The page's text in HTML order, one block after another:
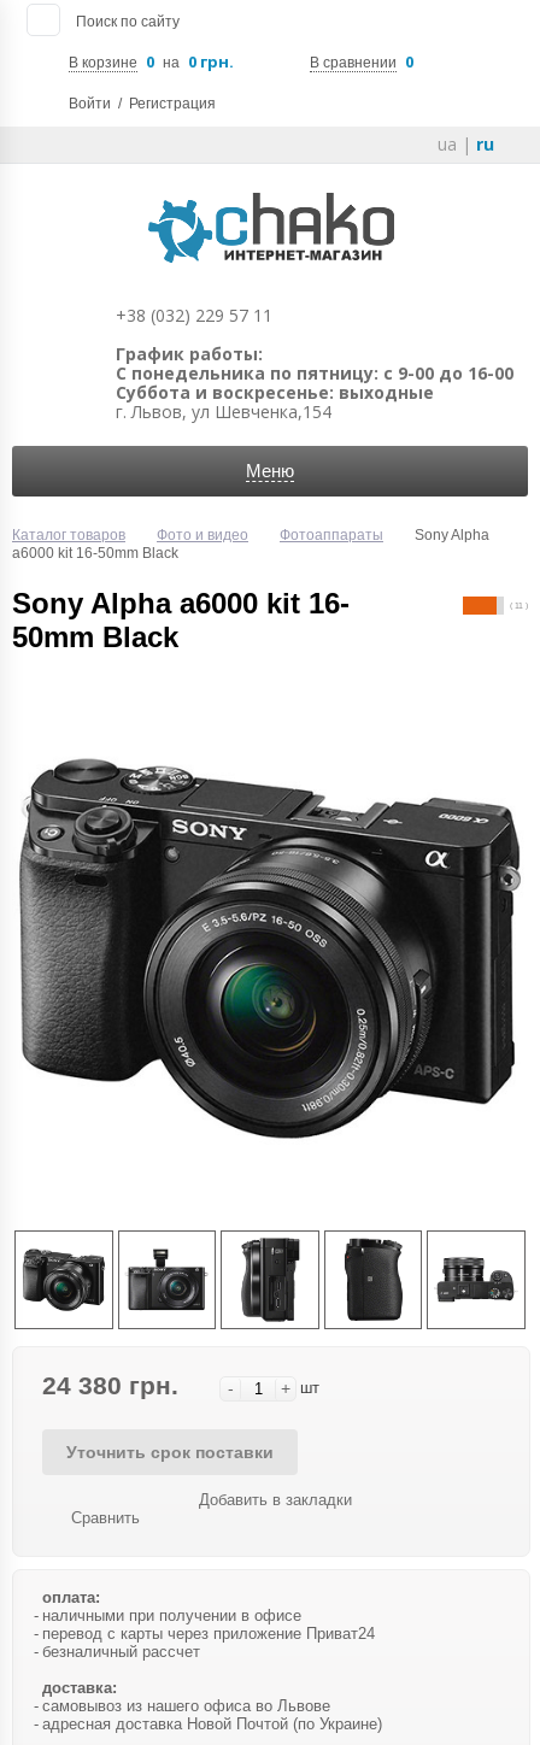
Поиск по сайту
В корзине 0 на 0 грн. В сравнении 0
Войти / Регистрация
ua | ru
+38 (032) 229 57 11
График работы:
С понедельника по пятницу: с 9-00 до 16-00
Суббота и воскресенье: выходные
г. Львов, ул Шевченка,154
Меню
Каталог товаров Фото и видео Фотоаппараты
Sony Alpha
a6000 kit 16-50mm Black
Sony Alpha a6000 kit 16-
50mm Black
( 11 )
24 380 грн. - + шт
Уточнить срок поставки
Сравнить
Добавить в закладки
оплата:
наличными при получении в офисе
перевод с карты через приложение Приват24
безналичный рассчет
доставка:
самовывоз из нашего офиса во Львове
адресная доставка Новой Почтой (по Украине)